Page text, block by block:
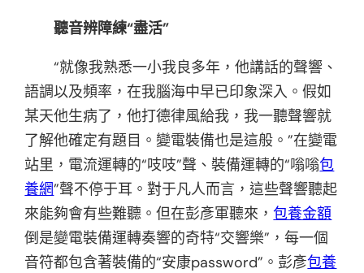
聽音辨障練“盡活”
“就像我熟悉一小我良多年，他講話的聲響、
語調以及頻率，在我腦海中早已印象深入。假如
某天他生病了，他打德律風給我，我一聽聲響就
了解他確定有題目。變電裝備也是這般。”在變電
站里，電流運轉的“吱吱”聲、裝備運轉的“嗡嗡包
養網”聲不停于耳。對于凡人而言，這些聲響聽起
來能夠會有些難聽。但在彭彥軍聽來，包養金額
倒是變電裝備運轉奏響的奇特“交響樂”，每一個
音符都包含著裝備的“安康password”。彭彥包養